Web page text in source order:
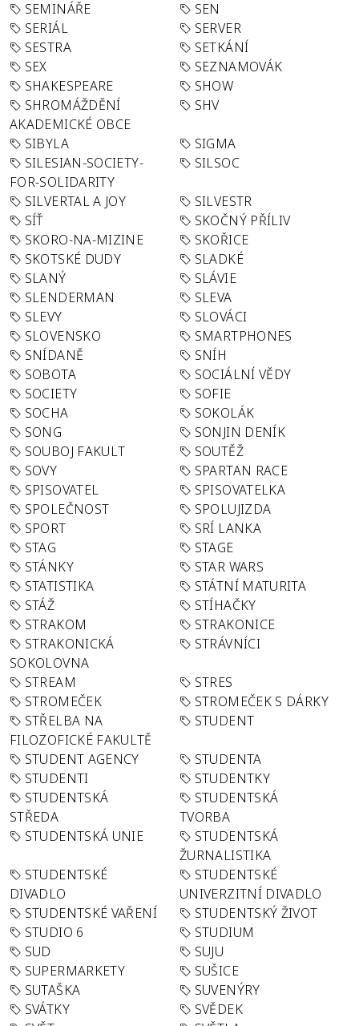
SEMINÁŘE
SEN
SERIÁL
SERVER
SESTRA
SETKÁNÍ
SEX
SEZNAMOVÁK
SHAKESPEARE
SHOW
SHROMÁŽDĚNÍ
AKADEMICKÉ OBCE
SHV
SIBYLA
SIGMA
SILESIAN-SOCIETY-
FOR-SOLIDARITY
SILSOC
SILVERTAL A JOY
SILVESTR
SÍŤ
SKOČNÝ PŘÍLIV
SKORO-NA-MIZINE
SKOŘICE
SKOTSKÉ DUDY
SLADKÉ
SLANÝ
SLÁVIE
SLENDERMAN
SLEVA
SLEVY
SLOVÁCI
SLOVENSKO
SMARTPHONES
SNÍDANĚ
SNÍH
SOBOTA
SOCIÁLNÍ VĚDY
SOCIETY
SOFIE
SOCHA
SOKOLÁK
SONG
SONJIN DENÍK
SOUBOJ FAKULT
SOUTĚŽ
SOVY
SPARTAN RACE
SPISOVATEL
SPISOVATELKA
SPOLEČNOST
SPOLUJIZDA
SPORT
SRÍ LANKA
STAG
STAGE
STÁNKY
STAR WARS
STATISTIKA
STÁTNÍ MATURITA
STÁŽ
STÍHAČKY
STRAKOM
STRAKONICE
STRAKONICKÁ
SOKOLOVNA
STRÁVNÍCI
STREAM
STRES
STROMEČEK
STROMEČEK S DÁRKY
STŘELBA NA
FILOZOFICKÉ FAKULTĚ
STUDENT
STUDENT AGENCY
STUDENTA
STUDENTI
STUDENTKY
STUDENTSKÁ
STŘEDA
STUDENTSKÁ
TVORBA
STUDENTSKÁ UNIE
STUDENTSKÁ
ŽURNALISTIKA
STUDENTSKÉ
DIVADLO
STUDENTSKÉ
UNIVERZITNÍ DIVADLO
STUDENTSKÉ VAŘENÍ
STUDENTSKÝ ŽIVOT
STUDIO 6
STUDIUM
SUD
SUJU
SUPERMARKETY
SUŠICE
SUTAŠKA
SUVENÝRY
SVÁTKY
SVĚDEK